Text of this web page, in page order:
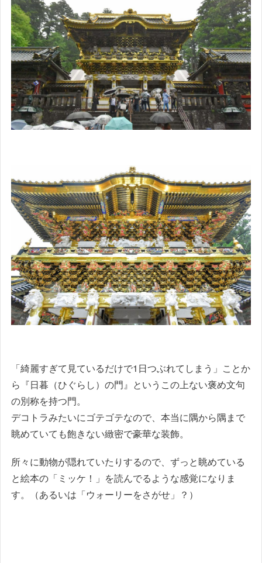
「綺麗すぎて見ているだけで1日つぶれてしまう」ことか
ら『日暮（ひぐらし）の門』というこの上ない褒め文句
の別称を持つ門。
デコトラみたいにゴテゴテなので、本当に隅から隅まで
眺めていても飽きない緻密で豪華な装飾。
所々に動物が隠れていたりするので、ずっと眺めている
と絵本の「ミッケ！」を読んでるような感覚になりま
す。（あるいは「ウォーリーをさがせ」？）